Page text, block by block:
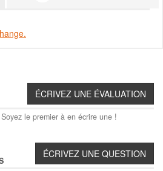
le premier à en écrire une !